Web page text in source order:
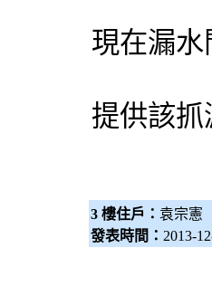
現在漏水
提供該抓
3 樓住戶： 袁宗憲
發表時間： 2013-